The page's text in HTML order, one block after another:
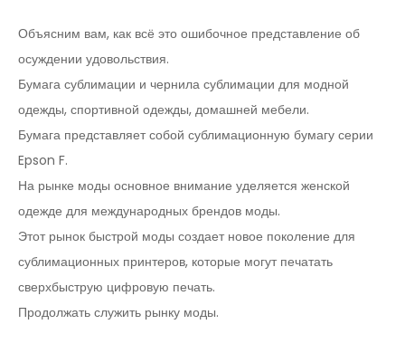
Объясним вам, как всё это ошибочное представление об
осуждении удовольствия.
Бумага сублимации и чернила сублимации для модной
одежды, спортивной одежды, домашней мебели.
Бумага представляет собой сублимационную бумагу серии
Epson F.
На рынке моды основное внимание уделяется женской
одежде для международных брендов моды.
Этот рынок быстрой моды создает новое поколение для
сублимационных принтеров, которые могут печатать
сверхбыструю цифровую печать.
Продолжать служить рынку моды.